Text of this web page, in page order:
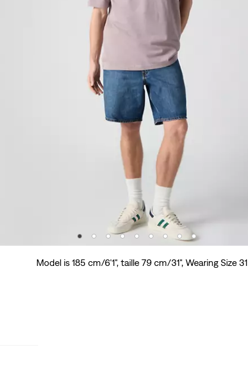
Model is 185 cm/6'1", taille 79 cm/31", Wearing Size 31